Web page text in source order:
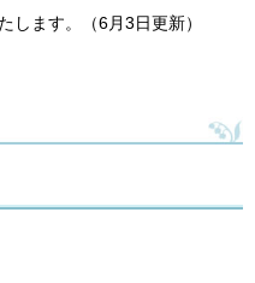
します。（6月3日更新）